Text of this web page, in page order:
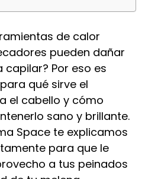
de calor
pueden dañar
Por eso es
qué sirve el
el cabello y cómo
sano y brillante.
Space te explicamos
para que le
a tus peinados